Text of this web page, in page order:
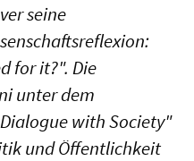
seine
for it?". Die
unter dem
with Society"
und Öffentlichkeit